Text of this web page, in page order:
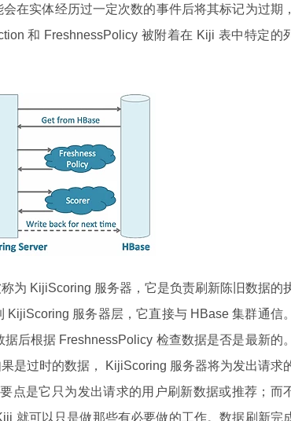
在实体经历过一定次数的事件后将其标记为过期，
和 FreshnessPolicy 被附着在 Kiji 表中特定的
为 KijiScoring 服务器，它是负责刷新陈旧数据的
服务器层，它直接与 HBase 集群通信。
后根据 FreshnessPolicy 检查数据是否是最新的。
是过时的数据， KijiScoring 服务器将为发出请求
点是它只为发出请求的用户刷新数据或推荐；而
就可以只是做那些有必要做的工作。数据刷新完